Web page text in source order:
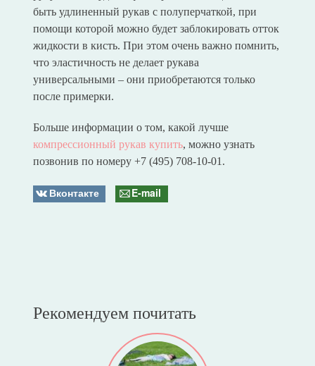
быть удлиненный рукав с полуперчаткой, при
помощи которой можно будет заблокировать отток
жидкости в кисть. При этом очень важно помнить,
что эластичность не делает рукава
универсальными – они приобретаются только
после примерки.
Больше информации о том, какой лучше
компрессионный рукав купить, можно узнать
позвонив по номеру +7 (495) 708-10-01.
Вконтакте E-mail
Рекомендуем почитать